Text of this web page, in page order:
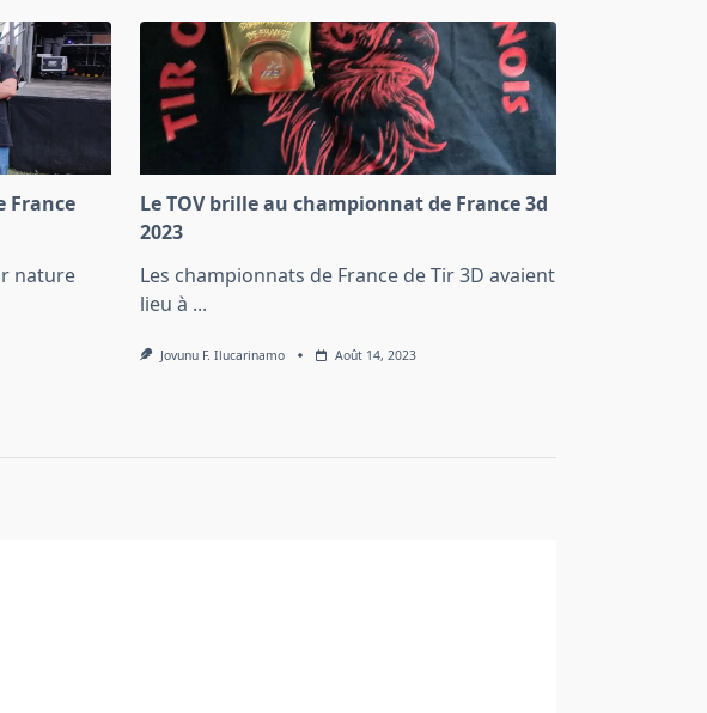
France
nature
Le TOV brille au championnat de France 3d
2023
Les championnats de France de Tir 3D avaient
lieu à ...
Jovunu F. Ilucarinamo Août 14, 2023